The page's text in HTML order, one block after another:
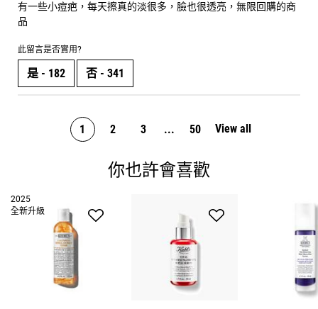
有一些小痘疤，每天擦真的淡很多，臉也很透亮，無限回購的商
品
此留言是否實用?
是 - 182 否 - 341
Page 1 of 50. Current page
1 2 3 ... 50 View all
你也許會喜歡
2025
全新升級